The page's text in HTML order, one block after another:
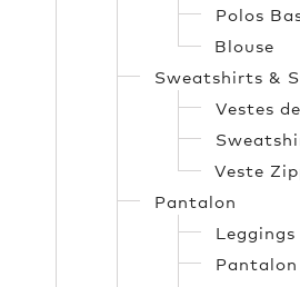
Polos
Blouse
Sweatshirts &
Vestes
Veste
Pantalon
Leggings